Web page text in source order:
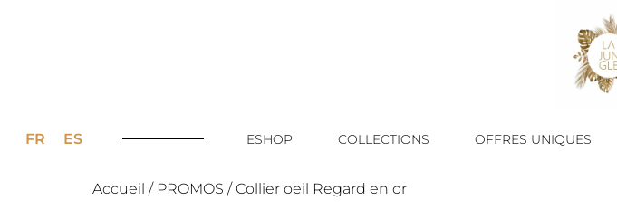
FR ES ESHOP COLLECTIONS OFFRES UNIQUES
Accueil / PROMOS / Collier oeil Regard en or